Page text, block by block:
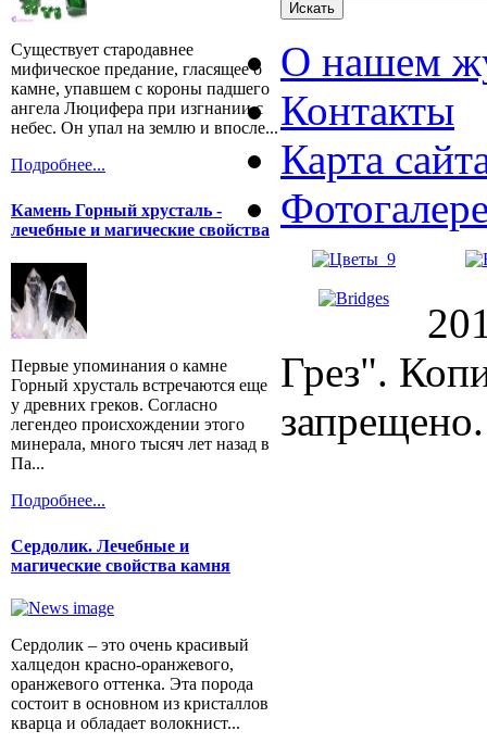
Существует стародавнее
мифическое предание, гласящее о
камне, упавшем с короны падшего
ангела Люцифера при изгнании с
небес. Он упал на землю и впосле...
Подробнее...
Камень Горный хрусталь -
лечебные и магические свойства
Первые упоминания о камне
Горный хрусталь встречаются еще
у древних греков. Согласно
легендео происхождении этого
минерала, много тысяч лет назад в
Па...
Подробнее...
Сердолик. Лечебные и
магические свойства камня
Сердолик – это очень красивый
халцедон красно-оранжевого,
оранжевого оттенка. Эта порода
состоит в основном из кристаллов
кварца и обладает волокнист...
О нашем
Контакты
Карта
Грез".
запрещено.